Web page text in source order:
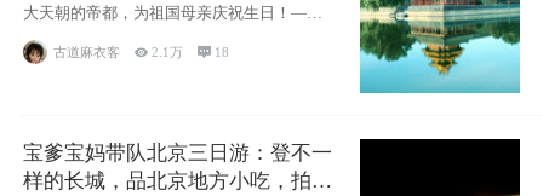
大天朝的帝都，为祖国母亲庆祝生日！——
古道麻衣客 2.1万  18
宝爹宝妈带队北京三日游：登不一
样的长城，品北京地方小吃，拍盘